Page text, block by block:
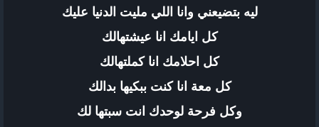
ليه بتضيعني وانا اللي مليت الدنيا عليك
كل ايامك انا عيشتهالك
كل احلامك انا كملتهالك
كل معة انا كنت ببكيها بدالك
وكل فرحة لوحدك انت سبتها لك